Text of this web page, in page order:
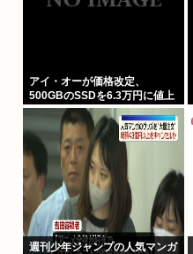
アイ・オーが価格改定、
500GBのSSDを6.3万円に値上
げしてしまう 元の値段3.4万か
らほぼ2倍の地獄へ
週刊少年ジャンプの人気マンガ